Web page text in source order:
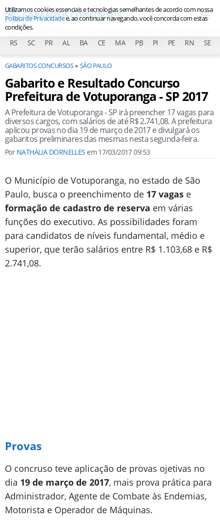
RS SC PR AL BA CE MA PB PI PE RN SE
GABARITOS CONCURSOS SÃO PAULO
Gabarito e Resultado Concurso
Prefeitura de Votuporanga - SP 2017
A Prefeitura de Votuporanga - SP irá preencher 17 vagas para
diversos cargos, com salários de até R$ 2.741,08. A prefeitura
aplicou provas no dia 19 de março de 2017 e divulgará os
gabaritos preliminares das mesmas nesta segunda-feira.
Por NATHÁLIA DORNELLES em 17/03/2017 09:53
O Município de Votuporanga, no estado de São
Paulo, busca o preenchimento de 17 vagas e
formação de cadastro de reserva em várias
funções do executivo. As possibilidades foram
para candidatos de níveis fundamental, médio e
superior, que terão salários entre R$ 1.103,68 e R$
2.741,08.
Provas
O concruso teve aplicação de provas ojetivas no
dia 19 de março de 2017, mais prova prática para
Administrador, Agente de Combate às Endemias,
Motorista e Operador de Máquinas.
Utilizamos cookies essenciais e tecnologias semelhantes de acordo com nossa
Política de Privacidadee, ao continuar navegando, você concorda com estas
condições.